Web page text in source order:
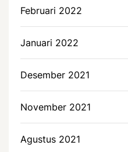
Februari 2022
Januari 2022
Desember 2021
November 2021
Agustus 2021